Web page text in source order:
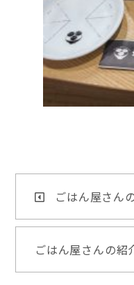
ごはん屋さ
ごはん屋さんの